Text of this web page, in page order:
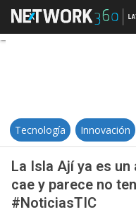
Tecnología Innovación
La Isla Ají ya es
cae y parece no
#NoticiasTIC